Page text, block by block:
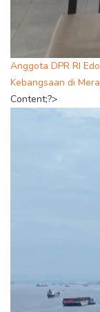
Anggota DPR RI
Kebangsaan di
Content;?>